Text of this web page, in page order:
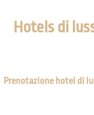
Hotels di
Prenotazione hotel di